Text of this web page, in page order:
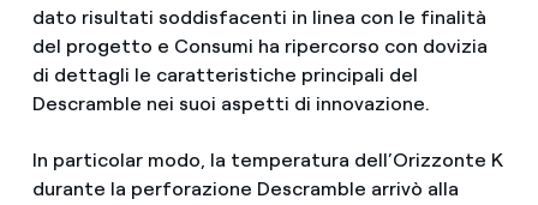
dato risultati soddisfacenti in linea con le finalità
del progetto e Consumi ha ripercorso con dovizia
di dettagli le caratteristiche principali del
Descramble nei suoi aspetti di innovazione.
In particolar modo, la temperatura dell’Orizzonte K
durante la perforazione Descramble arrivò alla